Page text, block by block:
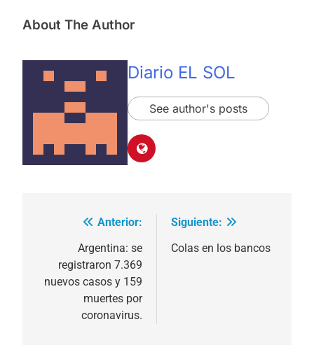
About The Author
Diario EL SOL
See author's posts
Navegación
entradas
Anterior:
Argentina: se
registraron 7.369
nuevos casos y 159
muertes por
coronavirus.
Siguiente:
Colas en los bancos